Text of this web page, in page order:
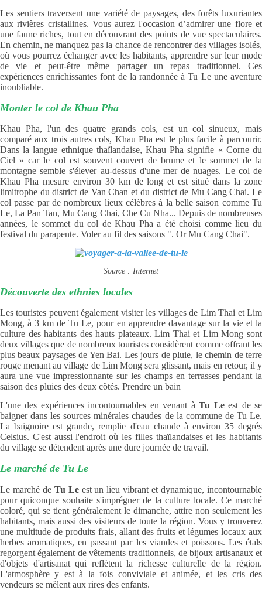
Les sentiers traversent une variété de paysages, des forêts luxuriantes
aux rivières cristallines. Vous aurez l'occasion d’admirer une flore et
une faune riches, tout en découvrant des points de vue spectaculaires.
En chemin, ne manquez pas la chance de rencontrer des villages isolés,
où vous pourrez échanger avec les habitants, apprendre sur leur mode
de vie et peut-être même partager un repas traditionnel. Ces
expériences enrichissantes font de la randonnée à Tu Le une aventure
inoubliable.
Monter le col de Khau Pha
Khau Pha, l'un des quatre grands cols, est un col sinueux, mais
comparé aux trois autres cols, Khau Pha est le plus facile à parcourir.
Dans la langue ethnique thaïlandaise, Khau Pha signifie « Corne du
Ciel » car le col est souvent couvert de brume et le sommet de la
montagne semble s'élever au-dessus d'une mer de nuages. Le col de
Khau Pha mesure environ 30 km de long et est situé dans la zone
limitrophe du district de Van Chan et du district de Mu Cang Chai. Le
col passe par de nombreux lieux célèbres à la belle saison comme Tu
Le, La Pan Tan, Mu Cang Chai, Che Cu Nha... Depuis de nombreuses
années, le sommet du col de Khau Pha a été choisi comme lieu du
festival du parapente. Voler au fil des saisons ". Or Mu Cang Chai".
Source : Internet
Découverte des ethnies locales
Les touristes peuvent également visiter les villages de Lim Thai et Lim
Mong, à 3 km de Tu Le, pour en apprendre davantage sur la vie et la
culture des habitants des hauts plateaux. Lim Thai et Lim Mong sont
deux villages que de nombreux touristes considèrent comme offrant les
plus beaux paysages de Yen Bai. Les jours de pluie, le chemin de terre
rouge menant au village de Lim Mong sera glissant, mais en retour, il y
aura une vue impressionnante sur les champs en terrasses pendant la
saison des pluies des deux côtés. Prendre un bain
L'une des expériences incontournables en venant àTu Leest de se
baigner dans les sources minérales chaudes de la commune de Tu Le.
La baignoire est grande, remplie d'eau chaude à environ 35 degrés
Celsius. C'est aussi l'endroit où les filles thaïlandaises et les habitants
du village se détendent après une dure journée de travail.
Le marché de Tu Le
Le marché de Tu Le est un lieu vibrant et dynamique, incontournable
pour quiconque souhaite s'imprégner de la culture locale. Ce marché
coloré, qui se tient généralement le dimanche, attire non seulement les
habitants, mais aussi des visiteurs de toute la région. Vous y trouverez
une multitude de produits frais, allant des fruits et légumes locaux aux
herbes aromatiques, en passant par les viandes et poissons. Les étals
regorgent également de vêtements traditionnels, de bijoux artisanaux et
d'objets d'artisanat qui reflètent la richesse culturelle de la région.
L'atmosphère y est à la fois conviviale et animée, et les cris des
vendeurs se mêlent aux rires des enfants.